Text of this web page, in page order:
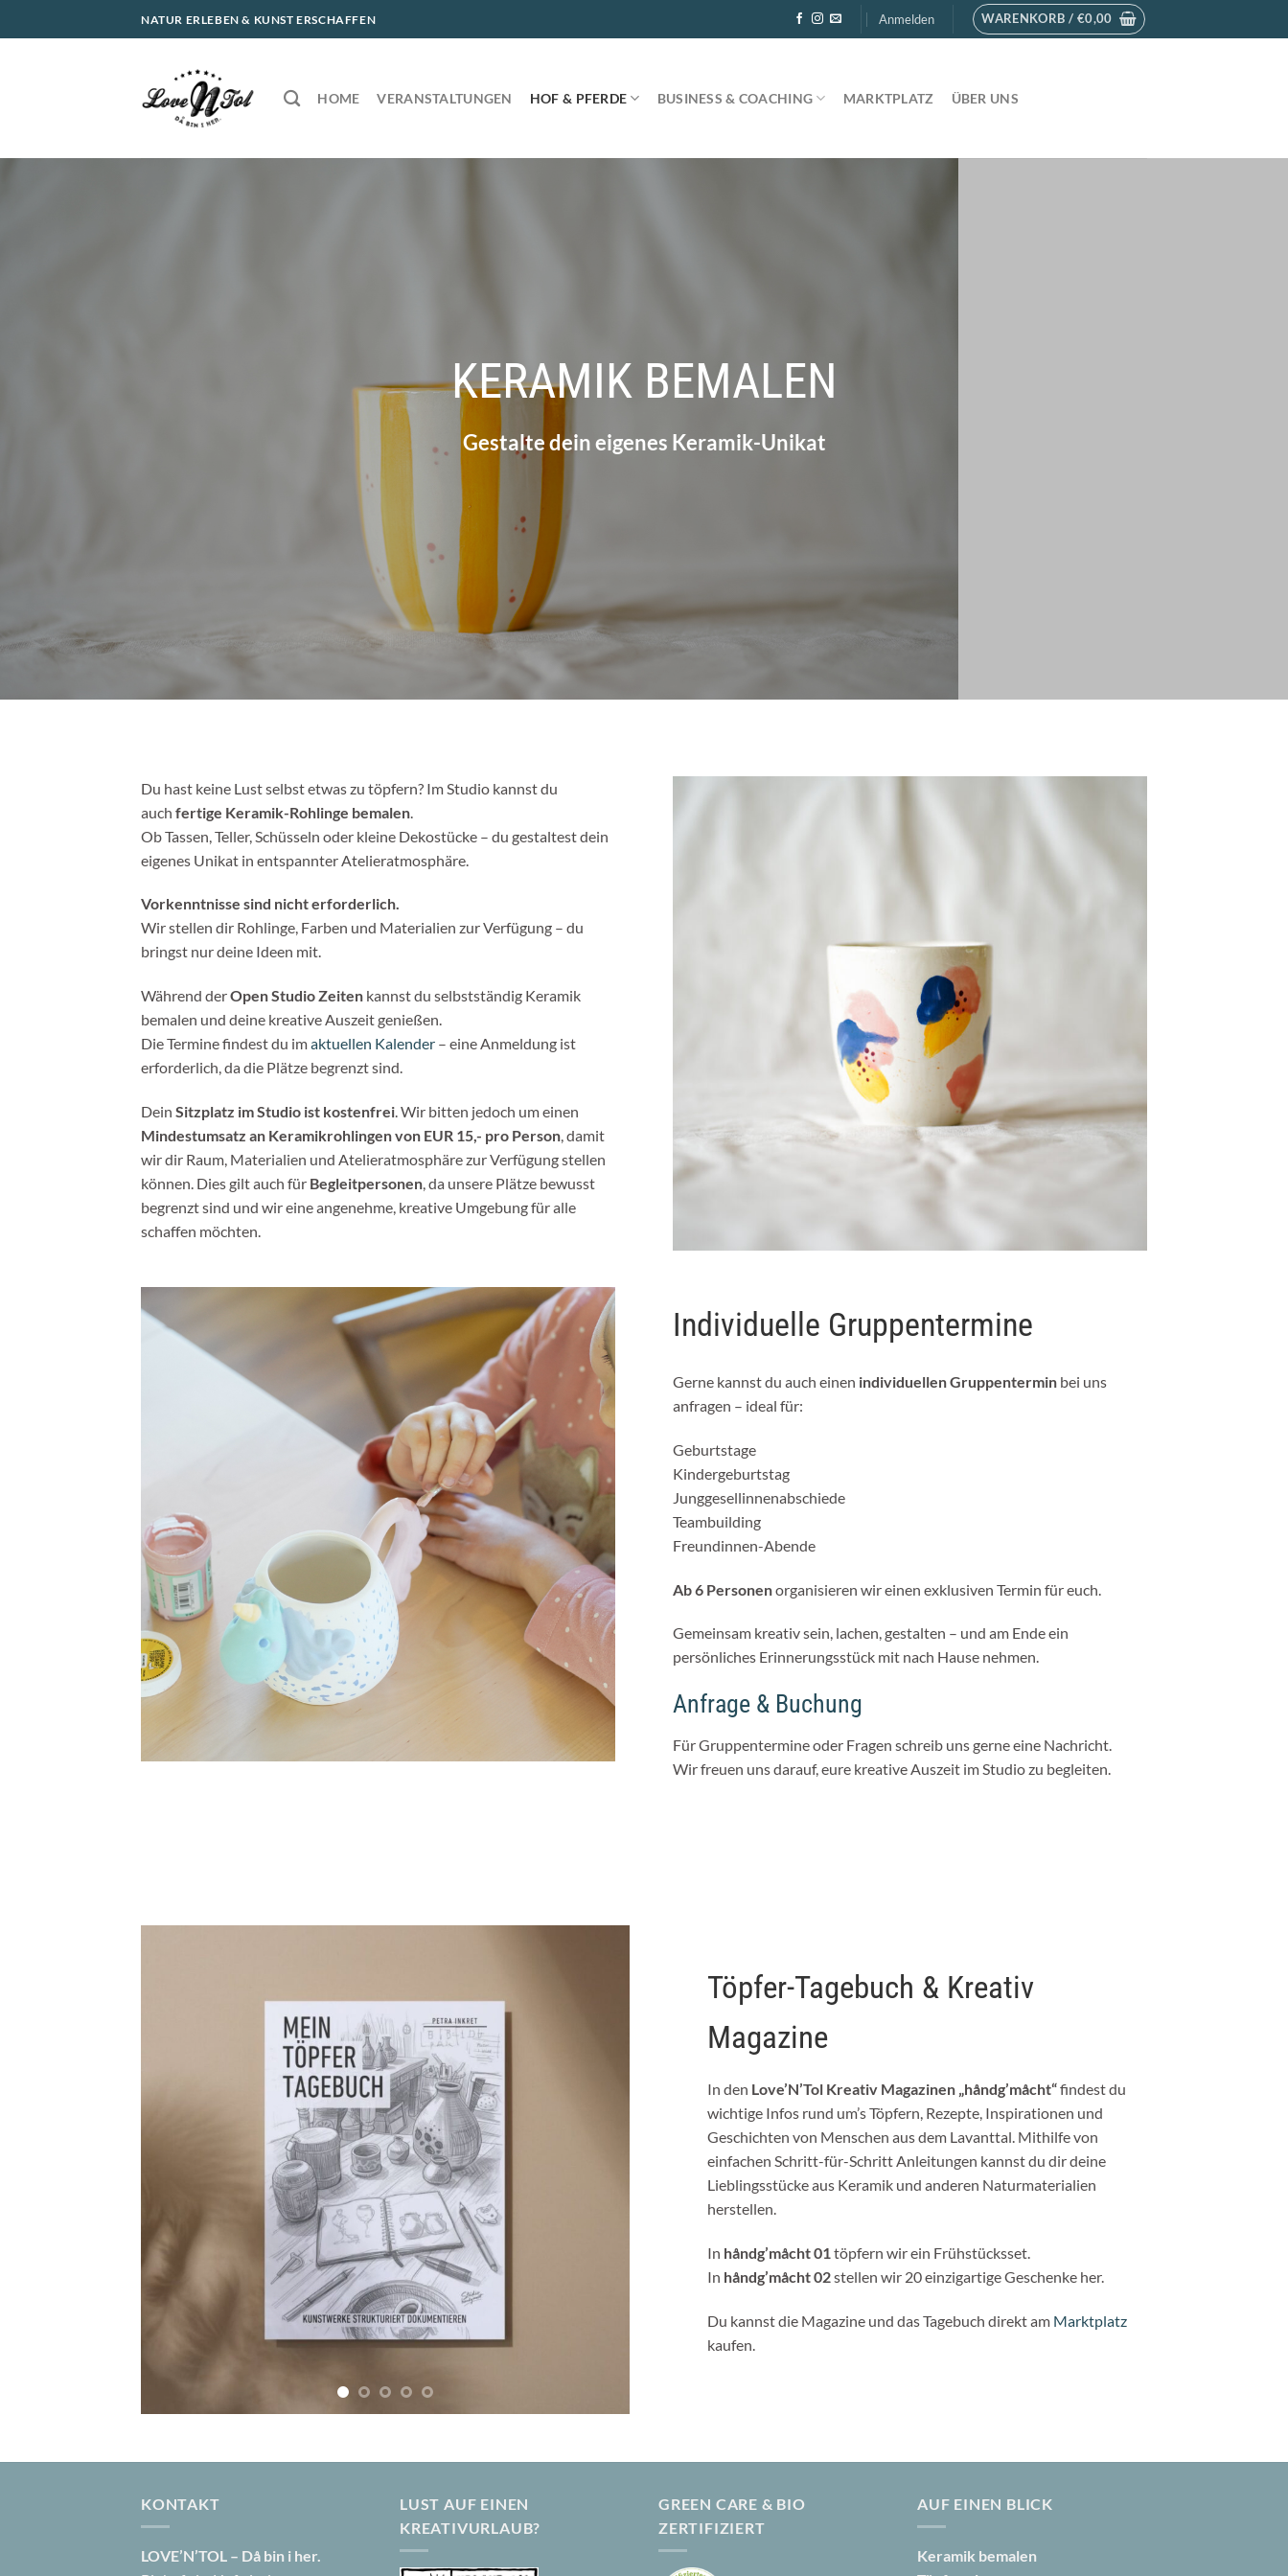
Inhalt
NATUR ERLEBEN & KUNST ERSCHAFFEN Anmelden WARENKORB / €0,00
HOME VERANSTALTUNGEN HOF & PFERDE BUSINESS & COACHING MARKTPLATZ ÜBER UNS
KERAMIK BEMALEN
Gestalte dein eigenes Keramik-Unikat
Du hast keine Lust selbst etwas zu töpfern? Im Studio kannst du
auch fertige Keramik-Rohlinge bemalen
Ob Tassen, Teller, Schüsseln oder kleine Dekostücke – du gestaltest dein
eigenes Unikat in entspannter Atelieratmosphäre.
Vorkenntnisse sind nicht erforderlich.
Wir stellen dir Rohlinge, Farben und Materialien zur Verfügung – du
bringst nur deine Ideen mit.
Während derOpen Studio Zeiten kannst du selbstständig Keramik
bemalen und deine kreative Auszeit genießen.
Die Termine findest du imaktuellen Kalender – eine Anmeldung ist
erforderlich, da die Plätze begrenzt sind.
Dein Sitzplatz im Studio ist kostenfrei. Wir bitten jedoch um einen
Mindestumsatz an Keramikrohlingen von EUR 15,- pro Person, damit
wir dir Raum, Materialien und Atelieratmosphäre zur Verfügung stellen
können. Dies gilt auch für Begleitpersonen, da unsere Plätze bewusst
begrenzt sind und wir eine angenehme, kreative Umgebung für alle
schaffen möchten.
Individuelle Gruppentermine
Gerne kannst du auch einen individuellen Gruppentermin bei uns
anfragen – ideal für:
Geburtstage
Kindergeburtstag
Junggesellinnenabschiede
Teambuilding
Freundinnen-Abende
Ab 6 Personenorganisieren wir einen exklusiven Termin für euch.
Gemeinsam kreativ sein, lachen, gestalten – und am Ende ein
persönliches Erinnerungsstück mit nach Hause nehmen.
Anfrage & Buchung
Für Gruppentermine oder Fragen schreib uns gerne eine Nachricht.
Wir freuen uns darauf, eure kreative Auszeit im Studio zu begleiten.
Töpfer-Tagebuch & Kreativ
Magazine
In den Love’N’Tol Kreativ Magazinen „håndg’måcht“findest du
wichtige Infos rund um’s Töpfern, Rezepte, Inspirationen und
Geschichten von Menschen aus dem Lavanttal. Mithilfe von
einfachen Schritt-für-Schritt Anleitungen kannst du dir deine
Lieblingsstücke aus Keramik und anderen Naturmaterialien
herstellen.
In håndg’måcht 01töpfern wir ein Frühstücksset.
In håndg’måcht 02stellen wir 20 einzigartige Geschenke her.
Du kannst die Magazine und das Tagebuch direkt am Marktplatz
kaufen.
KONTAKT
LOVE’N’TOL – Då bin i her.
LUST AUF EINEN
KREATIVURLAUB?
GREEN CARE & BIO
ZERTIFIZIERT
AUF EINEN BLICK
Keramik bemalen